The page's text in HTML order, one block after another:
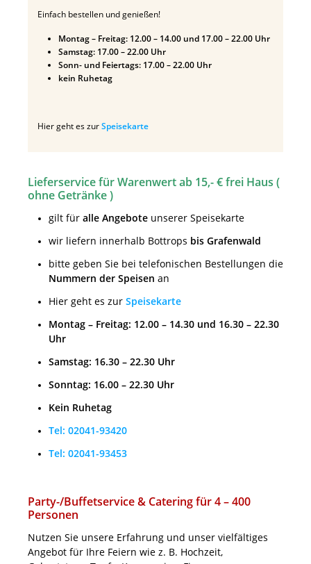
Einfach bestellen und genießen!
Montag – Freitag: 12.00 – 14.00 und 17.00 – 22.00 Uhr
Samstag: 17.00 – 22.00 Uhr
Sonn- und Feiertags: 17.00 – 22.00 Uhr
kein Ruhetag
Hier geht es zurSpeisekarte
Lieferservice für Warenwert ab 15,- € frei Haus (
ohne Getränke )
gilt für alle Angebote unserer Speisekarte
wir liefern innerhalb Bottrops bis Grafenwald
bitte geben Sie bei telefonischen Bestellungen die
Nummern der Speisen an
Hier geht es zur Speisekarte
Montag – Freitag: 12.00 – 14.30 und 16.30 – 22.30
Uhr
Samstag: 16.30 – 22.30 Uhr
Sonntag: 16.00 – 22.30 Uhr
Kein Ruhetag
Tel: 02041-93420
Tel: 02041-93453
Party-/Buffetservice & Catering für 4 – 400
Personen
Nutzen Sie unsere Erfahrung und unser vielfältiges
Angebot für Ihre Feiern wie z. B. Hochzeit,